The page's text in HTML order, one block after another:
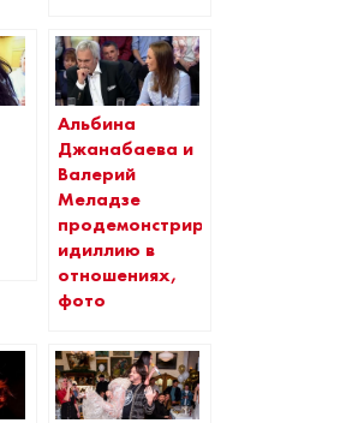
Альбина
Джанабаева и
Валерий
Меладзе
продемонстрировали
идиллию в
отношениях,
фото